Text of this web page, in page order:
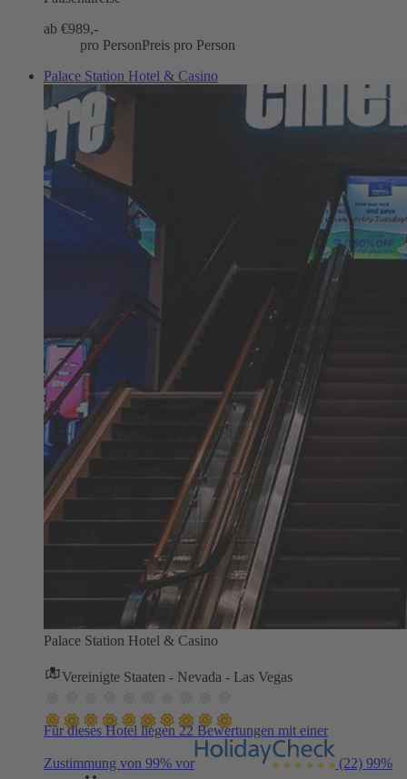
ab €989,-
pro PersonPreis pro Person
Palace Station Hotel & Casino
Palace Station Hotel & Casino
Vereinigte Staaten - Nevada - Las Vegas
Für dieses Hotel liegen 22 Bewertungen mit einer
Zustimmung von 99% vor (22) 99%